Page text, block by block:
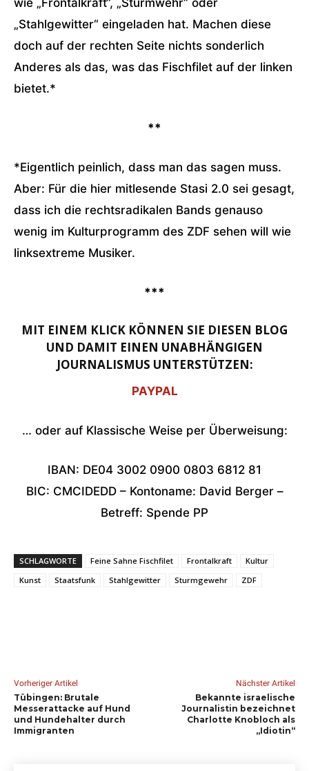
wie „Frontalkraft“, „Sturmwehr“ oder
„Stahlgewitter“ eingeladen hat. Machen diese
doch auf der rechten Seite nichts sonderlich
Anderes als das, was das Fischfilet auf der linken
bietet.*
**
*Eigentlich peinlich, dass man das sagen muss.
Aber: Für die hier mitlesende Stasi 2.0 sei gesagt,
dass ich die rechtsradikalen Bands genauso
wenig im Kulturprogramm des ZDF sehen will wie
linksextreme Musiker.
***
MIT EINEM KLICK KÖNNEN SIE DIESEN BLOG
UND DAMIT EINEN UNABHÄNGIGEN
JOURNALISMUS UNTERSTÜTZEN:
PAYPAL
… oder auf Klassische Weise per Überweisung:
IBAN: DE04 3002 0900 0803 6812 81
BIC: CMCIDEDD – Kontoname: David Berger –
Betreff: Spende PP
SCHLAGWORTE Feine Sahne Fischfilet Frontalkraft
Kultur
Kunst
Staatsfunk Stahlgewitter Sturmgewehr ZDF
Vorheriger Artikel
Tübingen: Brutale
Messerattacke auf Hund
und Hundehalter durch
Immigranten
Nächster Artikel
Bekannte israelische
Journalistin bezeichnet
Charlotte Knobloch als
„Idiotin“